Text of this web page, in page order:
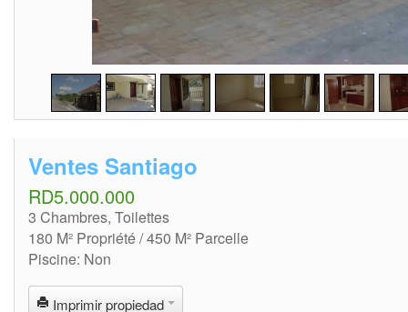
Ventes Santiago
RD5.000.000
3 Chambres, Toilettes
180 M² Propriété / 450 M² Parcelle
Piscine: Non
Imprimir propiedad